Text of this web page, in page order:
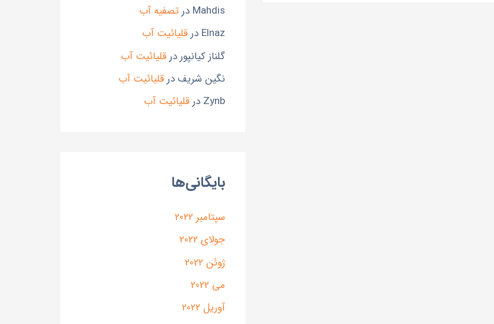
Mahdis درتصفیه آب
Elnaz درقلیائیت آب
گلناز کیانپوردرقلیائیت آب
نگین شریفدرقلیائیت آب
Zynb درقلیائیت آب
بایگانی‌ها
سپتامبر 2022
جولای 2022
ژوئن 2022
می 2022
آوریل 2022